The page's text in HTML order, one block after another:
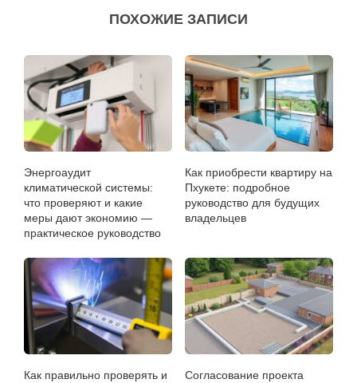
ПОХОЖИЕ ЗАПИСИ
Энергоаудит
климатической системы:
что проверяют и какие
меры дают экономию —
практическое руководство
Как приобрести квартиру на
Пхукете: подробное
руководство для будущих
владельцев
Как правильно проверять и
Согласование проекта